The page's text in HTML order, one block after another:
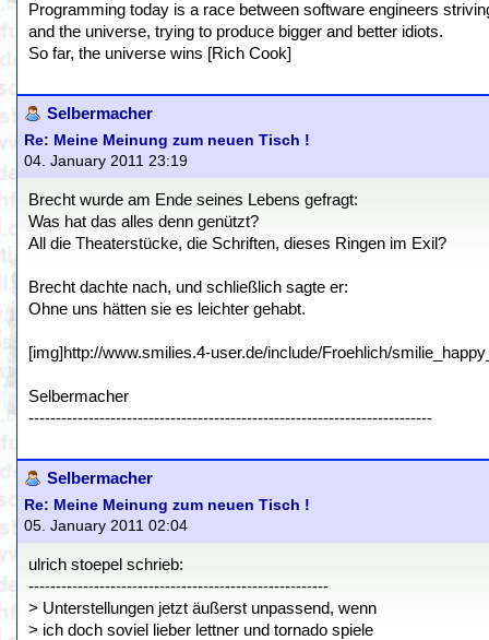
Programming today is a race between software engineers
and the universe, trying to produce bigger and better idiots.
So far, the universe wins [Rich Cook]
Selbermacher
Re: Meine Meinung zum neuen Tisch !
04. January 2011 23:19
Brecht wurde am Ende seines Lebens gefragt:
Was hat das alles denn genützt?
All die Theaterstücke, die Schriften, dieses Ringen im Exil?
Brecht dachte nach, und schließlich sagte er:
Ohne uns hätten sie es leichter gehabt.
[img]http://www.smilies.4-user.de/include/Froehlich/
Selbermacher
--------------------------------------------------------------------------
Selbermacher
Re: Meine Meinung zum neuen Tisch !
05. January 2011 02:04
ulrich stoepel schrieb:
-------------------------------------------------------
> Unterstellungen jetzt äußerst unpassend, wenn
> ich doch soviel lieber lettner und tornado spiele